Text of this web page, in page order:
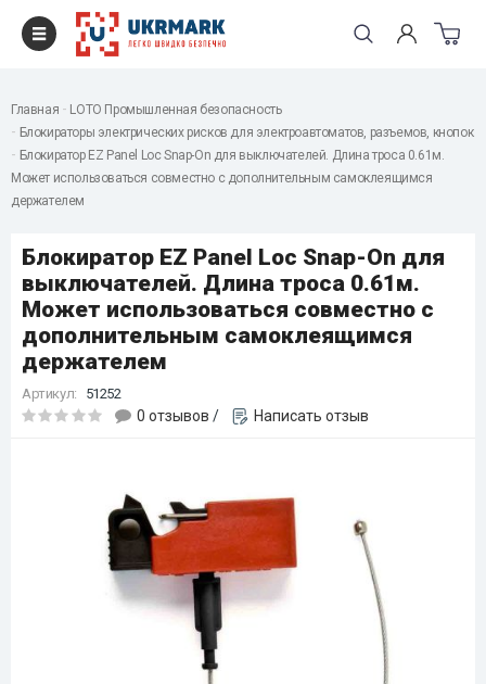
Главная
LOTO Промышленная безопасность
Блокираторы электрических рисков для электроавтоматов, разъемов, кнопок
Блокиратор EZ Panel Loc Snap-On для выключателей. Длина троса 0.61м.
Может использоваться совместно с дополнительным самоклеящимся
держателем
Блокиратор EZ Panel Loc Snap-On для
выключателей. Длина троса 0.61м.
Может использоваться совместно с
дополнительным самоклеящимся
держателем
Артикул: 51252
0 отзывов / Написать отзыв